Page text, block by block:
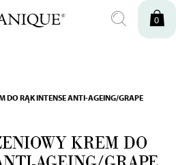
stacjonarnym 0
DO RĄK INTENSE ANTI-AGEING/GRAPE
KREM DO